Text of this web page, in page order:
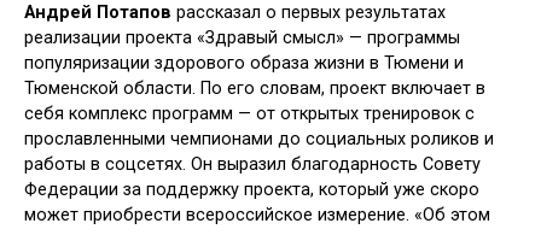
Андрей Потапов рассказал о первых результатах
реализации проекта «Здравый смысл» — программы
популяризации здорового образа жизни в Тюмени и
Тюменской области. По его словам, проект включает в
себя комплекс программ — от открытых тренировок с
прославленными чемпионами до социальных роликов и
работы в соцсетях. Он выразил благодарность Совету
Федерации за поддержку проекта, который уже скоро
может приобрести всероссийское измерение. «Об этом